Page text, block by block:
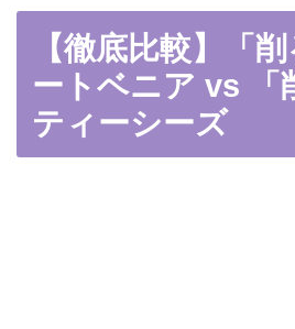
【徹底比較】「
ートベニア vs 「
ティーシーズ